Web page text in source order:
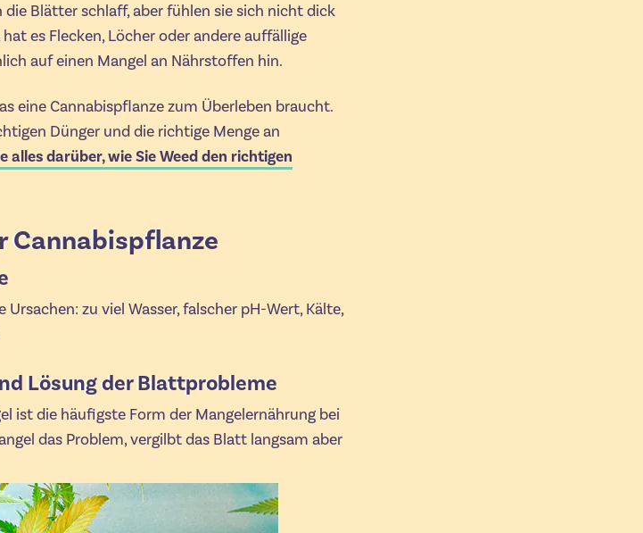
die Blätter schlaff, aber fühlen sie sich nicht dick
es Flecken, Löcher oder andere auffällige
auf einen Mangel an Nährstoffen hin.
eine Cannabispflanze zum Überleben braucht.
Dünger und die richtige Menge an
alles darüber, wie Sie Weed den richtigen
Cannabispflanze
zu viel Wasser, falscher pH-Wert, Kälte,
Lösung der Blattprobleme
ist die häufigste Form der Mangelernährung bei
das Problem, vergilbt das Blatt langsam aber